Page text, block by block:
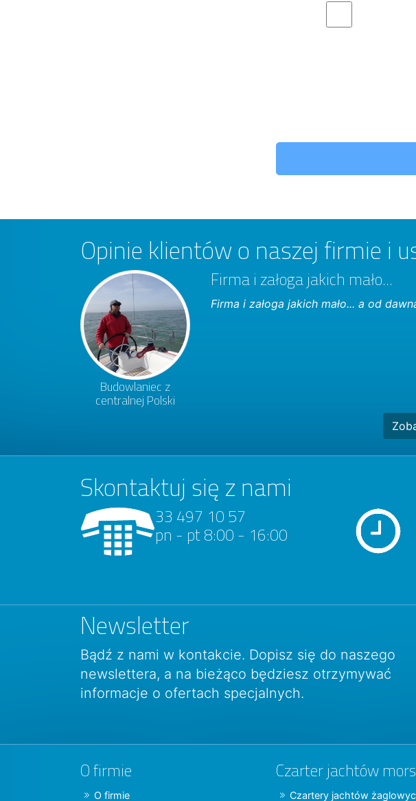
Opinie klientów o naszej firmie i
Budowlaniec z
centralnej Polski
Firma i załoga jakich mało...
Firma i załoga jakich mało... a od
Skontaktuj się z nami
33 497 10 57
pn - pt 8:00 - 16:00
Newsletter
Bądź z nami w kontakcie. Dopisz się do naszego
newslettera, a na bieżąco będziesz otrzymywać
informacje o ofertach specjalnych.
O firmie
O firmie
Czarter jachtów
Czartery jachtów